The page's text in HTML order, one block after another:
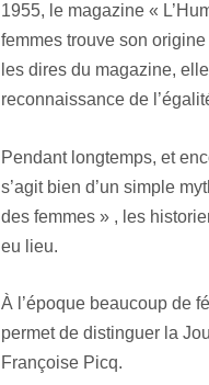
1955, le magazine «
femmes trouve son
les dires du magazine,
reconnaissance de
Pendant longtemps, et
s’agit bien d’un simple
des femmes » , les
eu lieu.
À l’époque beaucoup de
permet de distinguer la
Françoise Picq.